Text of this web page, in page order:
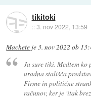
tikitoki
::3. nov 2022, 13:59
Machete je3. nov 2022 ob
Ja sure tiki. Medtem
uradna stališča
Firme in politične
računov, ker je 'itak